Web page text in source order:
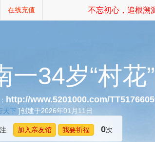
在线充值 不忘初心，追根溯源
一34岁“村花
http://www.5201000.com/
天下 ]创建于2026年01月11日
加入亲友馆 我要祈福 0次